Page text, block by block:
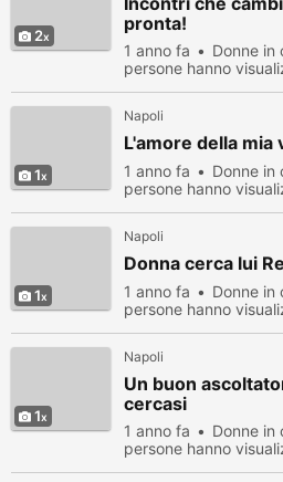
2
pronta!
1 anno fa Donne in
persone hanno
1
Napoli
L'amore della mia
1 anno fa Donne in
persone hanno
1
Napoli
Donna cerca lui
1 anno fa Donne in
persone hanno
1
Napoli
Un buon
cercasi
1 anno fa Donne in
persone hanno